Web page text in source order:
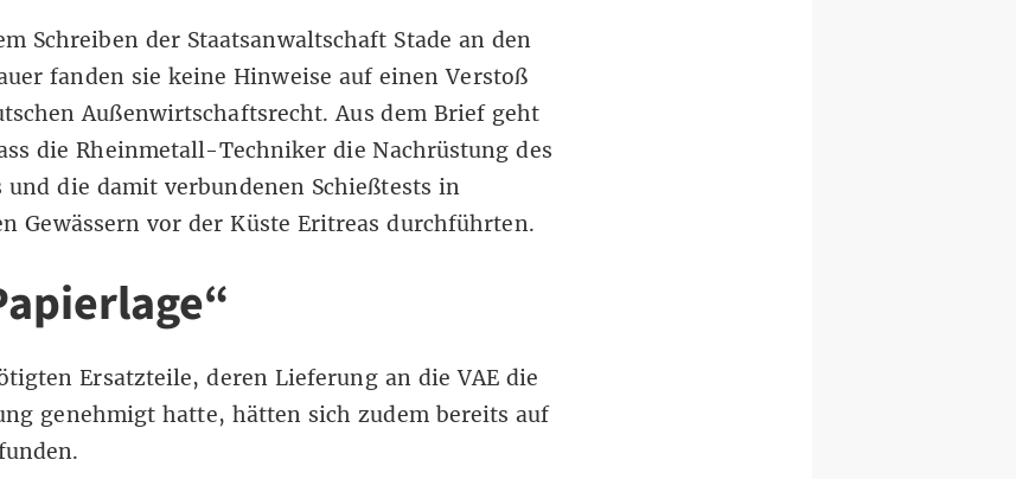
Schreiben der Staatsanwaltschaft Stade an den
fanden sie keine Hinweise auf einen Verstoß
Außenwirtschaftsrecht. Aus dem Brief geht
die Rheinmetall-Techniker die Nachrüstung des
und die damit verbundenen Schießtests in
Gewässern vor der Küste Eritreas durchführten.
Ersatzteile, deren Lieferung an die VAE die
genehmigt hatte, hätten sich zudem bereits auf